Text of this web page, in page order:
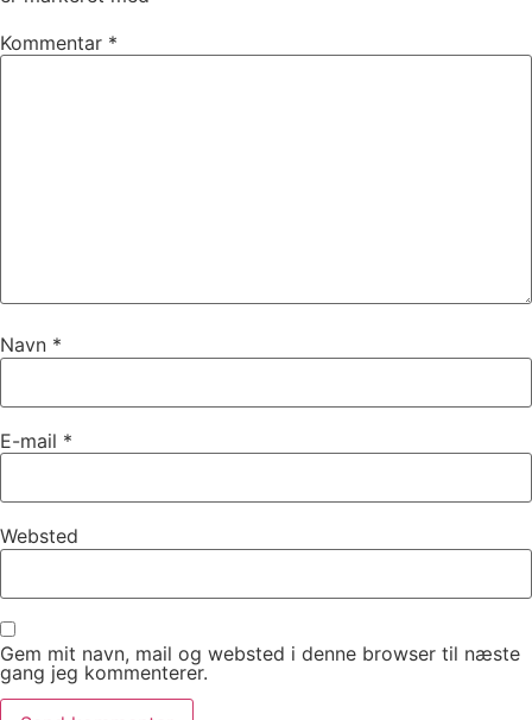
Kommentar *
Navn *
E-mail *
Websted
Gem mit navn, mail og websted i denne browser til næste
gang jeg kommenterer.